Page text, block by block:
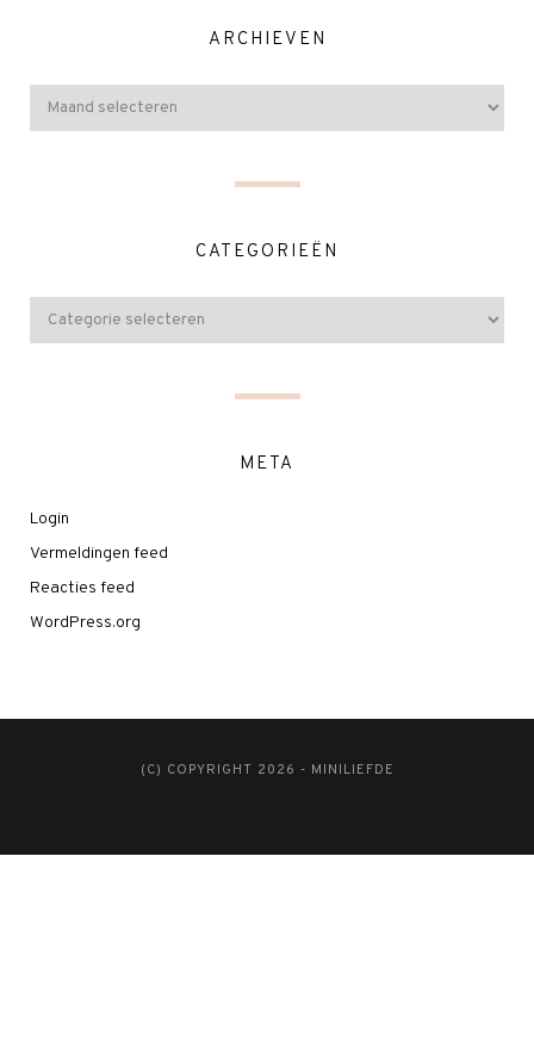
ARCHIEVEN
CATEGORIEËN
META
Login
Vermeldingen feed
Reacties feed
WordPress.org
(C) COPYRIGHT 2026 - MINILIEFDE